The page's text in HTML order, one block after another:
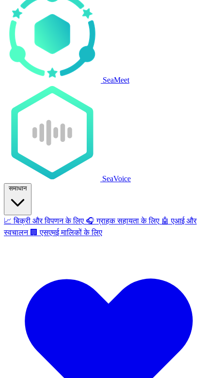
SeaMeet
SeaVoice
समाधान
📈 बिक्री और विपणन के लिए 🎧 ग्राहक सहायता के लिए 🤖 एआई और
स्वचालन 🏢 एसएमई मालिकों के लिए